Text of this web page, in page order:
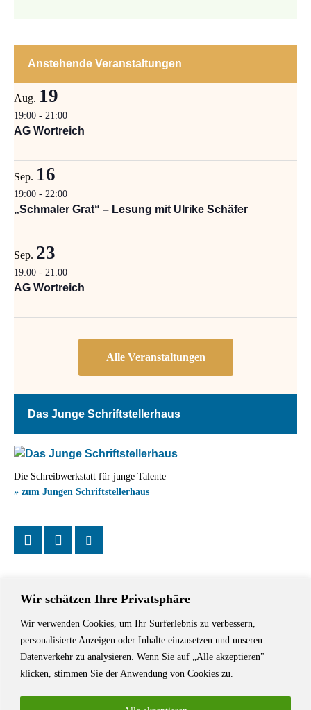
Wir schätzen Ihre Privatsphäre
Wir verwenden Cookies, um Ihr Surferlebnis zu verbessern,
personalisierte Anzeigen oder Inhalte einzusetzen und unseren
Datenverkehr zu analysieren. Wenn Sie auf „Alle akzeptieren"
klicken, stimmen Sie der Anwendung von Cookies zu.
Anstehende Veranstaltungen
Aug. 19
19:00 - 21:00
AG Wortreich
Sep. 16
19:00 - 22:00
„Schmaler Grat“ – Lesung mit Ulrike Schäfer
Sep. 23
19:00 - 21:00
AG Wortreich
Das Junge Schriftstellerhaus
Die Schreibwerkstatt für junge Talente
» zum Jungen Schriftstellerhaus
Das Schriftstellerhaus ist ein beliebter Treffpunkt für Autorinnen und
Autoren aus Stuttgart und der Region sowie ein Veranstaltungsort für
Lesungen, Tagungen und Schreibwerkstätten.